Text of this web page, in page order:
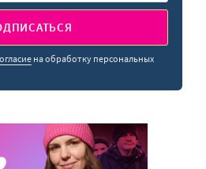
на обработку персональных